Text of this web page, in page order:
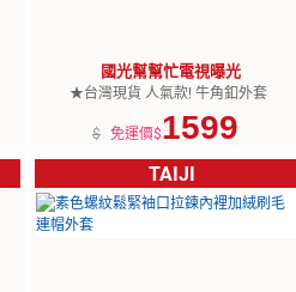
國光幫幫忙電視曝光
★台灣現貨 人氣款! 牛角釦外套
$ 免運價$1599
TAIJI